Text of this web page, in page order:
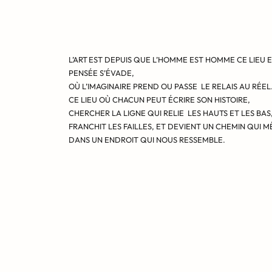
L’ARTEST DEPUIS QUE L’HOMME EST HOMME CE LIEU
PENSÉE S’ÉVADE,
OÙ L’IMAGINAIRE PREND OU PASSE LE RELAIS AU RÉEL.
CE LIEU OÙ CHACUN PEUT ÉCRIRE SON HISTOIRE,
CHERCHER LA LIGNE QUI RELIE LES HAUTS ET LES BAS,
FRANCHIT LES FAILLES, ET DEVIENT UN CHEMIN QUI
DANS UN ENDROIT QUI NOUS RESSEMBLE.